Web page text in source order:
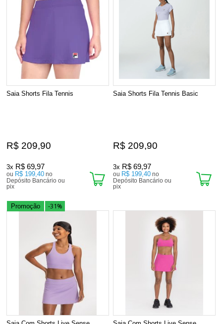
Saia Shorts Fila Tennis
R$ 209,90
3x R$ 69,97
ou R$ 199,40 no
Depósito Bancário ou
pix
Saia Shorts Fila Tennis Basic
R$ 209,90
3x R$ 69,97
ou R$ 199,40 no
Depósito Bancário ou
pix
Promoção -31%